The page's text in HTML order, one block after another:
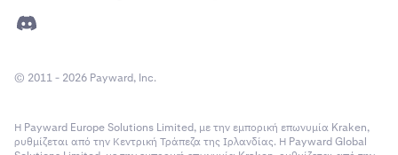
8
credentials σας του Kraken είναι μορφές phishing.
© 2011 - 2026 Payward, Inc.
Η Payward Europe Solutions Limited, με την εμπορική επωνυμία Kraken,
ρυθμίζεται από την Κεντρική Τράπεζα της Ιρλανδίας. Η Payward Global